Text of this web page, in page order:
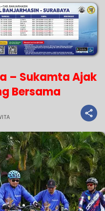
– Sukamta Ajak
Bersama